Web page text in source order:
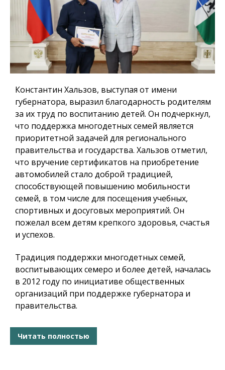
Константин Хальзов, выступая от имени
губернатора, выразил благодарность родителям
за их труд по воспитанию детей. Он подчеркнул,
что поддержка многодетных семей является
приоритетной задачей для регионального
правительства и государства. Хальзов отметил,
что вручение сертификатов на приобретение
автомобилей стало доброй традицией,
способствующей повышению мобильности
семей, в том числе для посещения учебных,
спортивных и досуговых мероприятий. Он
пожелал всем детям крепкого здоровья, счастья
и успехов.
Традиция поддержки многодетных семей,
воспитывающих семеро и более детей, началась
в 2012 году по инициативе общественных
организаций при поддержке губернатора и
правительства.
Читать полностью